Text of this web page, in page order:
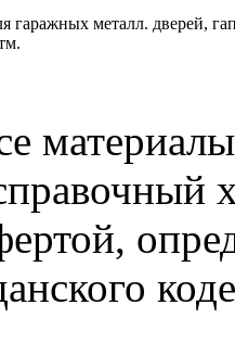
гаражных металл. дверей,